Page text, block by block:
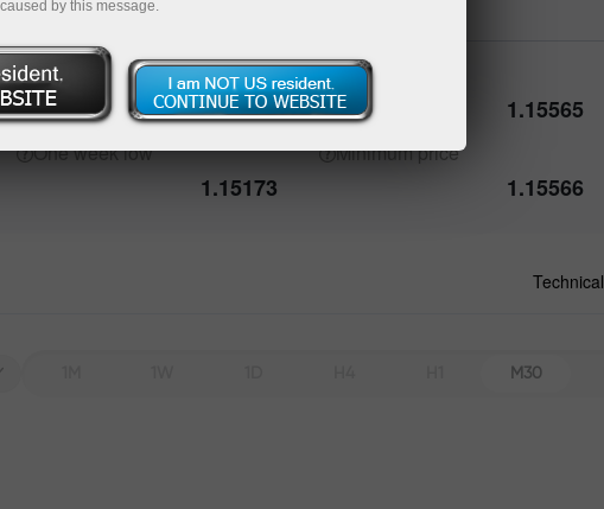
1.15565
Maximum
1.15803
One week high
1.15566
Minimumprice
1.15173
One weeklow
Technical
M30
Details about the event
by this message.